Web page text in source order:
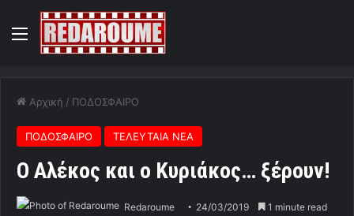
Menu
Αρχική / ΠΟΔΟΣΦΑΙΡΟ
ΠΟΔΟΣΦΑΙΡΟ ΤΕΛΕΥΤΑΙΑ ΝΕΑ
O Αλέκος και ο Κυριάκος… ξέρουν!
Redaroume 24/03/2019 1 minute read